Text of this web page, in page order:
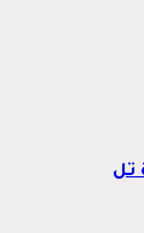
تل